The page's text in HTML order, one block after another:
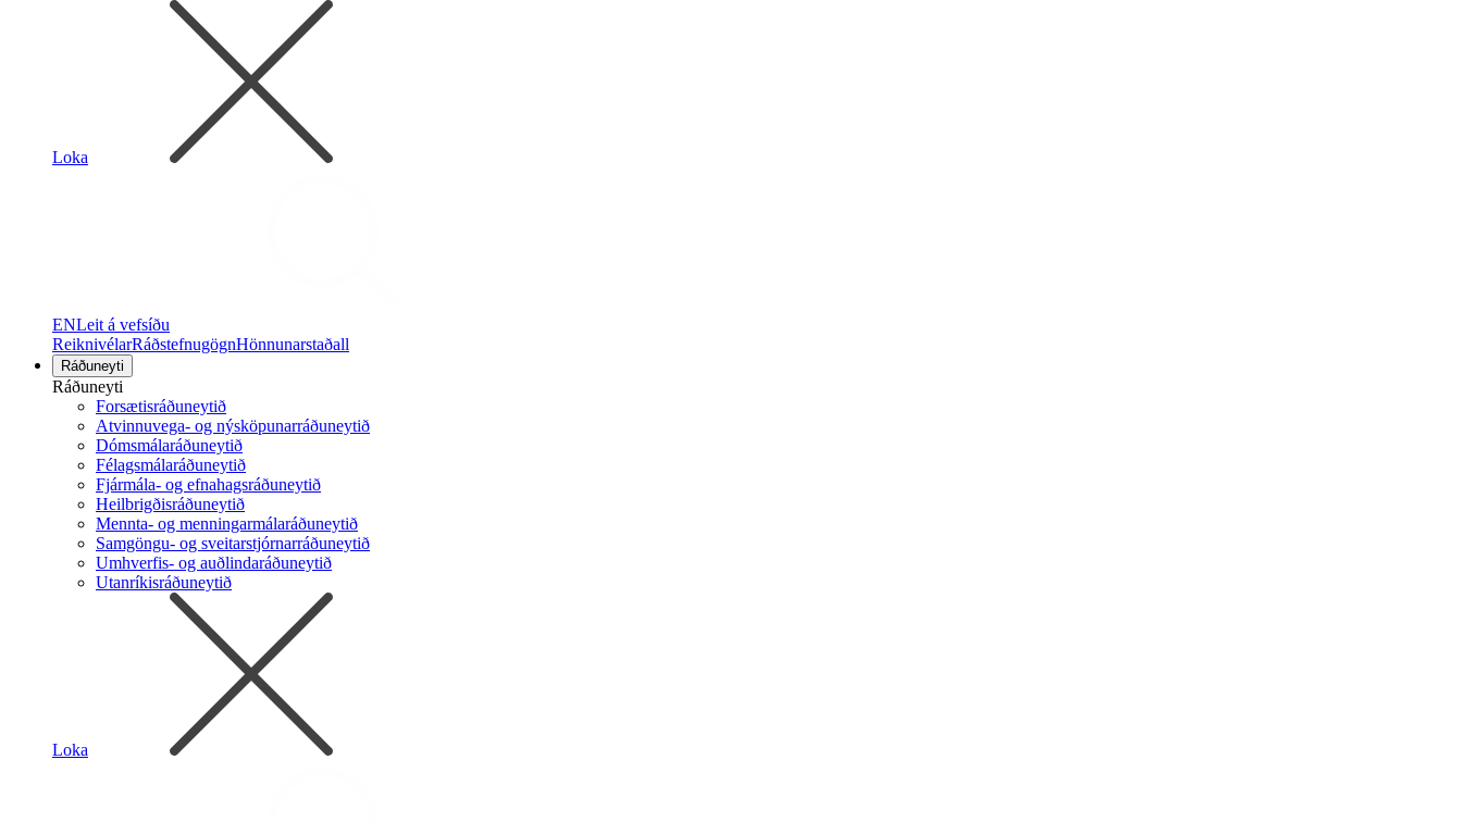
Loka
ENLeit á vefsíðu
ReiknivélarRáðstefnugögnHönnunarstaðall
Ráðuneyti
Ráðuneyti
Forsætisráðuneytið
Atvinnuvega- og nýsköpunarráðuneytið
Dómsmálaráðuneytið
Félagsmálaráðuneytið
Fjármála- og efnahagsráðuneytið
Heilbrigðisráðuneytið
Mennta- og menningarmálaráðuneytið
Samgöngu- og sveitarstjórnarráðuneytið
Umhverfis- og auðlindaráðuneytið
Utanríkisráðuneytið
Loka